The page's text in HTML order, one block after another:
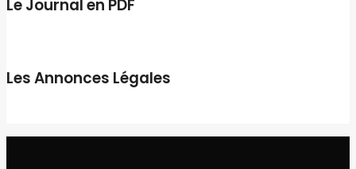
Le Journal en PDF
Les Annonces Légales